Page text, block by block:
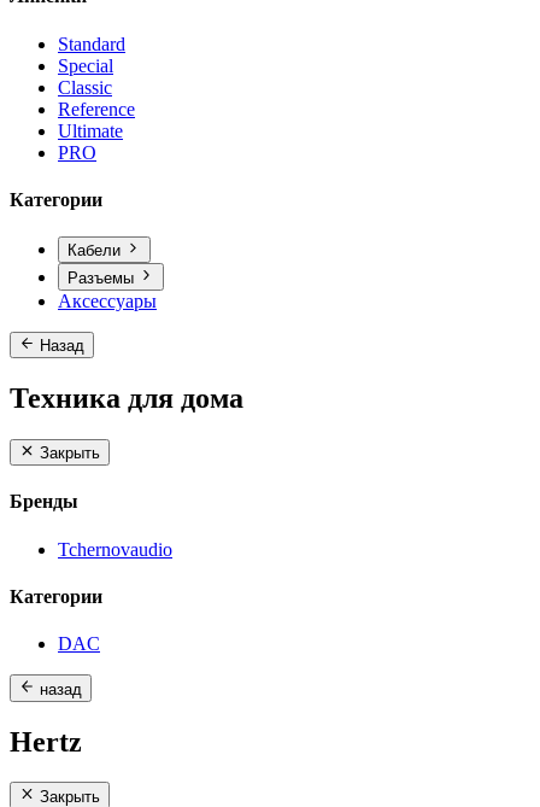
Standard
Special
Classic
Reference
Ultimate
PRO
Категории
Кабели
Разъемы
Аксессуары
Назад
Техника для дома
Закрыть
Бренды
Tchernovaudio
Категории
DAC
назад
Hertz
Закрыть